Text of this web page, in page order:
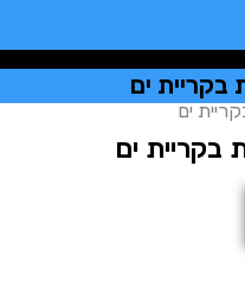
ים
ים
ים